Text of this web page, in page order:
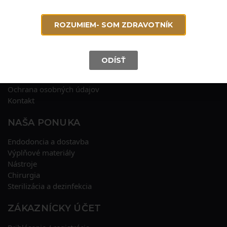
INFORMÁCIE
Ochrana osobných údajov
Kontakt
NAŠA PONUKA
Endodoncia a dostavba
Výplňové materiály
Nástroje
Chirurgia
Sterilizácia a dezinfekcia
ZÁKAZNÍCKY ÚČET
ROZUMIEM- SOM ZDRAVOTNÍK
ODÍSŤ